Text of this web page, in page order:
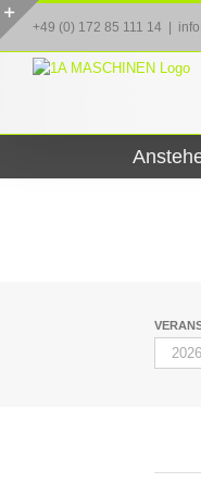
Zum
Inhalt
springen
+49 (0) 172 85 111 14
und
Toggle
Sliding